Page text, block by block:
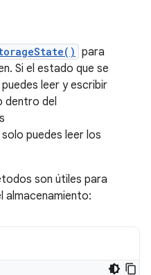
para
Si el estado que se
puedes leer y escribir
dentro del
solo puedes leer los
son útiles para
almacenamiento: